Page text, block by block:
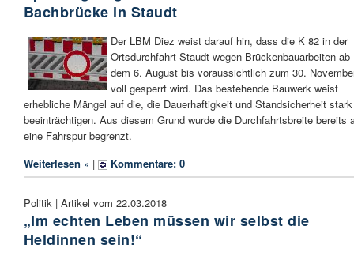
Bachbrücke in Staudt
Der LBM Diez weist darauf hin, dass die K 82 in der
Ortsdurchfahrt Staudt wegen Brückenbauarbeiten ab
dem 6. August bis voraussichtlich zum 30.
voll gesperrt wird. Das bestehende Bauwerk weist
erhebliche Mängel auf die, die Dauerhaftigkeit und Standsicherheit stark
beeinträchtigen. Aus diesem Grund wurde die Durchfahrtsbreite bereits
eine Fahrspur begrenzt.
Weiterlesen » | Kommentare: 0
Politik | Artikel vom 22.03.2018
„Im echten Leben müssen wir selbst die
Heldinnen sein!“